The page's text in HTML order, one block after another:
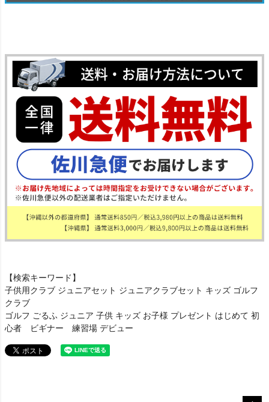
【検索キーワード】
子供用クラブ ジュニアセット ジュニアクラブセット キッズ ゴルフ
クラブ
ゴルフ ごるふ ジュニア 子供 キッズ お子様 プレゼント はじめて 初
心者 ビギナー 練習場 デビュー